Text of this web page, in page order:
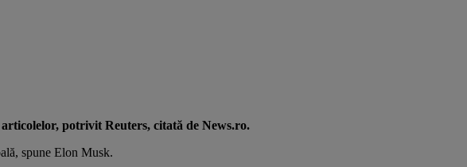
potrivit Reuters, citată de News.ro.
spune Elon Musk.